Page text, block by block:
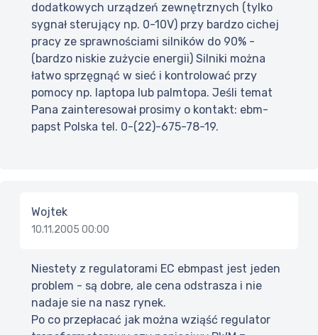
dodatkowych urządzeń zewnętrznych (tylko
sygnał sterujący np. 0-10V) przy bardzo cichej
pracy ze sprawnościami silników do 90% -
(bardzo niskie zużycie energii) Silniki można
łatwo sprzęgnąć w sieć i kontrolować przy
pomocy np. laptopa lub palmtopa. Jeśli temat
Pana zainteresował prosimy o kontakt: ebm-
papst Polska tel. 0-(22)-675-78-19.
Wojtek
10.11.2005 00:00
Niestety z regulatorami EC ebmpast jest jeden
problem - są dobre, ale cena odstrasza i nie
nadaje sie na nasz rynek.
Po co przepłacać jak można wziąść regulator